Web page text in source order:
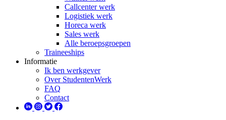
Callcenter werk
Logistiek werk
Horeca werk
Sales werk
Alle beroepsgroepen
Traineeships
Informatie
Ik ben werkgever
Over StudentenWerk
FAQ
Contact